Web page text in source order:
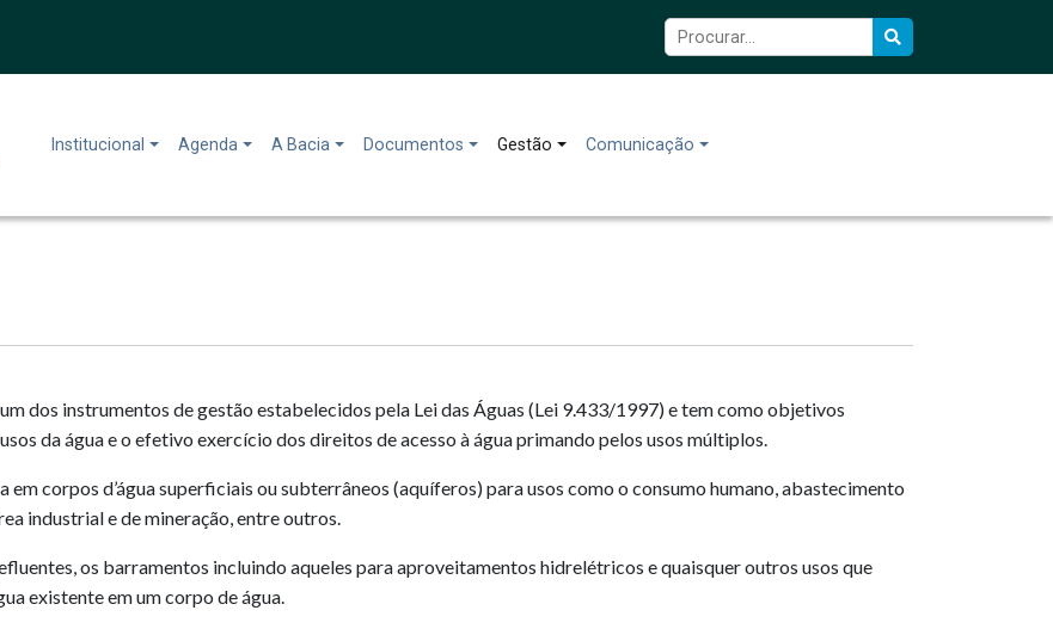
Institucional Agenda A Bacia Documentos Gestão Comunicação
dos instrumentos de gestão estabelecidos pela Lei das Águas (Lei 9.433/1997) e tem como objetivos
da água e o efetivo exercício dos direitos de acesso à água primando pelos usos múltiplos.
em corpos d’água superficiais ou subterrâneos (aquíferos) para usos como o consumo humano, abastecimento
industrial e de mineração, entre outros.
os barramentos incluindo aqueles para aproveitamentos hidrelétricos e quaisquer outros usos que
existente em um corpo de água.